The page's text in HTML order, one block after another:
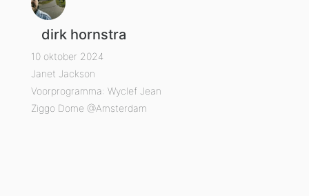
dirk hornstra
10 oktober 2024
Janet Jackson
Voorprogramma: Wyclef Jean
Ziggo Dome @Amsterdam